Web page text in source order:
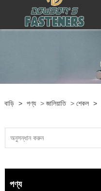
বাড়ি > পণ্য > জালিয়াতি > শেকল >
পণ্য